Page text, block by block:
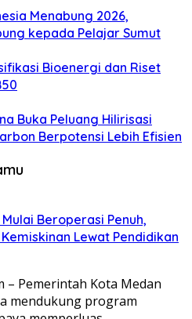
Menabung 2026,
kepada Pelajar Sumut
Bioenergi dan Riset
Buka Peluang Hilirisasi
Berpotensi Lebih Efisien
Beroperasi Penuh,
Lewat Pendidikan
– Pemerintah Kota Medan
mendukung program